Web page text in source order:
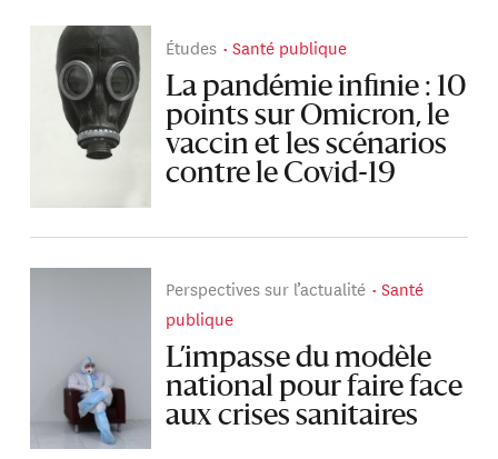
Études Santé publique
La pandémie infinie : 10
points sur Omicron, le
vaccin et les scénarios
contre le Covid-19
Perspectives sur l’actualité
Santé
publique
L’impasse du modèle
national pour faire face
aux crises sanitaires